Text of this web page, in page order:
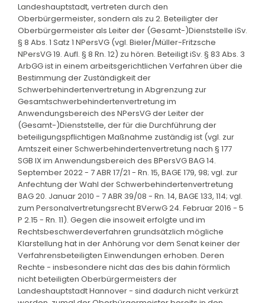
Landeshauptstadt, vertreten durch den
Oberbürgermeister, sondern als zu 2. Beteiligter der
Oberbürgermeister als Leiter der (Gesamt-)Dienststelle iSv.
§ 8 Abs. 1 Satz 1 NPersVG (vgl. Bieler/Müller-Fritzsche
NPersVG 19. Aufl. § 8 Rn. 12) zu hören. Beteiligt iSv. § 83 Abs. 3
ArbGG ist in einem arbeitsgerichtlichen Verfahren über die
Bestimmung der Zuständigkeit der
Schwerbehindertenvertretung in Abgrenzung zur
Gesamtschwerbehindertenvertretung im
Anwendungsbereich des NPersVG der Leiter der
(Gesamt-)Dienststelle, der für die Durchführung der
beteiligungspflichtigen Maßnahme zuständig ist (vgl. zur
Amtszeit einer Schwerbehindertenvertretung nach § 177
SGB IX im Anwendungsbereich des BPersVG BAG 14.
September 2022 - 7 ABR 17/21 - Rn. 15, BAGE 179, 98; vgl. zur
Anfechtung der Wahl der Schwerbehindertenvertretung
BAG 20. Januar 2010 - 7 ABR 39/08 - Rn. 14, BAGE 133, 114; vgl.
zum Personalvertretungsrecht BVerwG 24. Februar 2016 - 5
P 2.15 - Rn. 11). Gegen die insoweit erfolgte und im
Rechtsbeschwerdeverfahren grundsätzlich mögliche
Klarstellung hat in der Anhörung vor dem Senat keiner der
Verfahrensbeteiligten Einwendungen erhoben. Deren
Rechte - insbesondere nicht das des bis dahin förmlich
nicht beteiligten Oberbürgermeisters der
Landeshauptstadt Hannover - sind dadurch nicht verkürzt